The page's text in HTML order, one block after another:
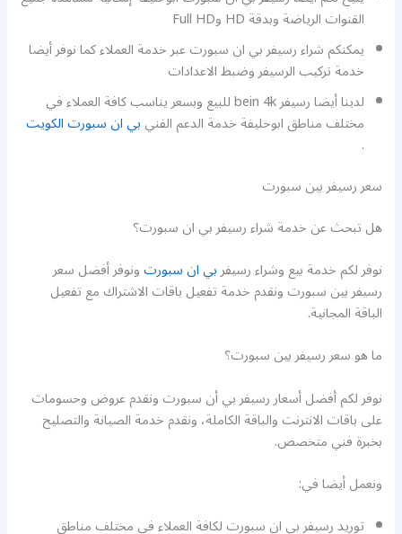
القنوات الرياضة وبدقة HD وFull HD
يمكنكم شراء رسيفر بي ان سبورت عبر خدمة العملاء كما نوفر أيضا
خدمة تركيب الرسيفر وضبط الاعدادات
لدينا أيضا رسيفر bein 4k للبيع وبسعر يناسب كافة العملاء في
مختلف مناطق ابوحليفة خدمة الدعم الفنيبي ان سبورت الكويت
.
سعر رسيفر بين سبورت
هل تبحث عن خدمة شراء رسيفر بي ان سبورت؟
نوفر لكم خدمة بيع وشراء رسيفربي ان سبورتونوفر أفضل سعر
رسيفر بين سبورت ونقدم خدمة تفعيل باقات الاشتراك مع تفعيل
الباقة المجانية.
ما هو سعر رسيفر بين سبورت؟
نوفر لكم أفضل أسعار رسيفر بي أن سبورت ونقدم عروض وحسومات
على باقات الانترنت والباقة الكاملة، ونقدم خدمة الصيانة والتصليح
بخبرة فني متخصص.
ونعمل أيضا في:
توريد رسيفر بي ان سبورت لكافة العملاء في مختلف مناطق